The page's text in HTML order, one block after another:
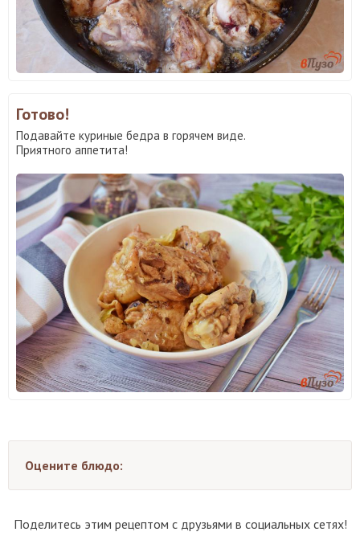
Готово!
Подавайте куриные бедра в горячем виде.
Приятного аппетита!
Оцените блюдо:
Поделитесь этим рецептом с друзьями в социальных сетях!